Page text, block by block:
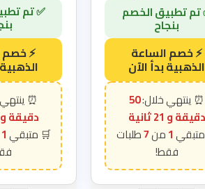
50
دقيقة و 20 ثانية
1
7
دقيقة و 20 ثانية
1